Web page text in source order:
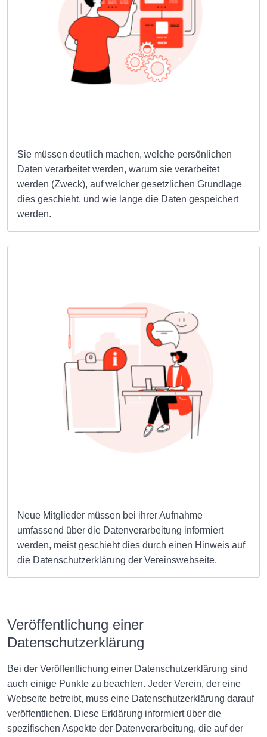
Sie müssen deutlich machen, welche persönlichen
Daten verarbeitet werden, warum sie verarbeitet
werden (Zweck), auf welcher gesetzlichen Grundlage
dies geschieht, und wie lange die Daten gespeichert
werden.
Neue Mitglieder müssen bei ihrer Aufnahme
umfassend über die Datenverarbeitung informiert
werden, meist geschieht dies durch einen Hinweis auf
die Datenschutzerklärung der Vereinswebseite.
Veröffentlichung einer
Datenschutzerklärung
Bei der Veröffentlichung einer Datenschutzerklärung sind
auch einige Punkte zu beachten. Jeder Verein, der eine
Webseite betreibt, muss eine Datenschutzerklärung darauf
veröffentlichen. Diese Erklärung informiert über die
spezifischen Aspekte der Datenverarbeitung, die auf der